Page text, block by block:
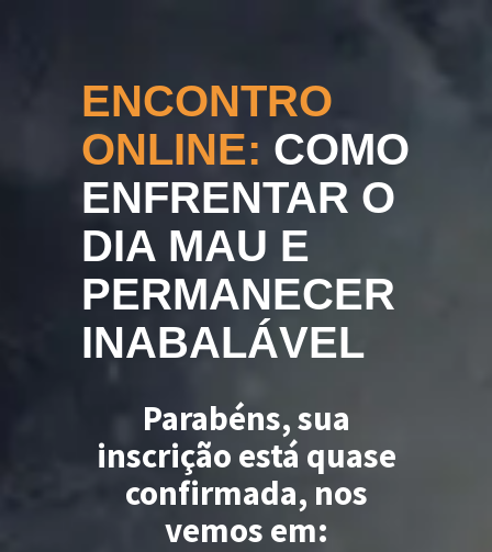
ENCONTRO
ONLINE: COMO
ENFRENTAR O
DIA MAU E
PERMANECER
INABALÁVEL
Parabéns, sua
inscrição está quase
confirmada, nos
vemos em: